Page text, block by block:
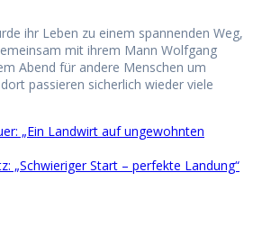
ihr Leben zu einem spannenden Weg,
mit ihrem Mann Wolfgang
Abend für andere Menschen um
passieren sicherlich wieder viele
„Ein Landwirt auf ungewohnten
„Schwieriger Start – perfekte Landung“